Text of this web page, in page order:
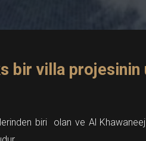
bir villa projesinin
biri olan ve Al